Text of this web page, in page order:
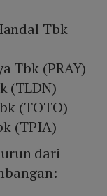
Tbk
Tbk (PRAY)
(TLDN)
(TOTO)
(TPIA)
dari